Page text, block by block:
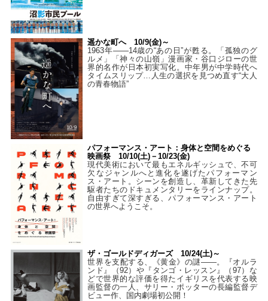
遥かな町へ 10/9(金)～
1963年――14歳の“あの日”が甦る。「孤独のグ
ルメ」「神々の山嶺」漫画家・谷口ジローの世
界的名作が日本初実写化。中年男が中学時代へ
タイムスリップ…人生の選択を見つめ直す“大人
の青春物語”
パフォーマンス・アート：身体と空間をめぐる
映画祭 10/10(土)－10/23(金)
現代美術において最もエネルギッシュで、不可
欠なジャンルへと進化を遂げたパフォーマン
ス・アート。シーンを創造し、革新してきた先
駆者たちのドキュメンタリーをラインナップ。
自由すぎて深すぎる、パフォーマンス・アート
の世界へようこそ。
ザ・ゴールドディガーズ 10/24(土)～
世界を支配する、《黄金》の謎――。『オルラ
ンド』（92）や『タンゴ・レッスン』（97）な
どで世界的な評価を得たイギリスを代表する映
画監督の一人、サリー・ポッターの長編監督デ
ビュー作、国内劇場初公開！